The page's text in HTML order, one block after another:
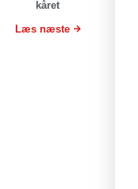
kåret
Læs næste